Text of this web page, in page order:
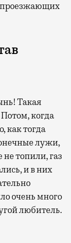
залы
проезжающих
Такая
когда
как тогда
лужи,
топили, газ
и в них
очень много
любитель.